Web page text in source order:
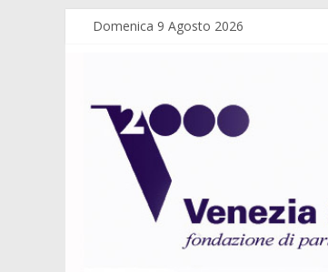
Domenica 9 Agosto 2026